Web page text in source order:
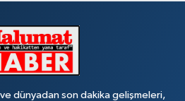
dünyadan son dakika gelişmeleri,